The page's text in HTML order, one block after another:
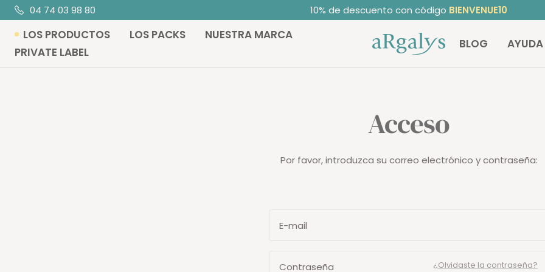
Saltar
al
contenido
04 74 03 98 80 10% de descuento con código BIENVENUE10
LOS PRODUCTOS LOS PACKS
NUESTRA MARCA
PRIVATE LABEL
ARGALYS BLOG AYUDA
Acceso
Por favor, introduzca su correo electrónico y contraseña:
E-mail
Contraseña ¿Olvidaste la contraseña?